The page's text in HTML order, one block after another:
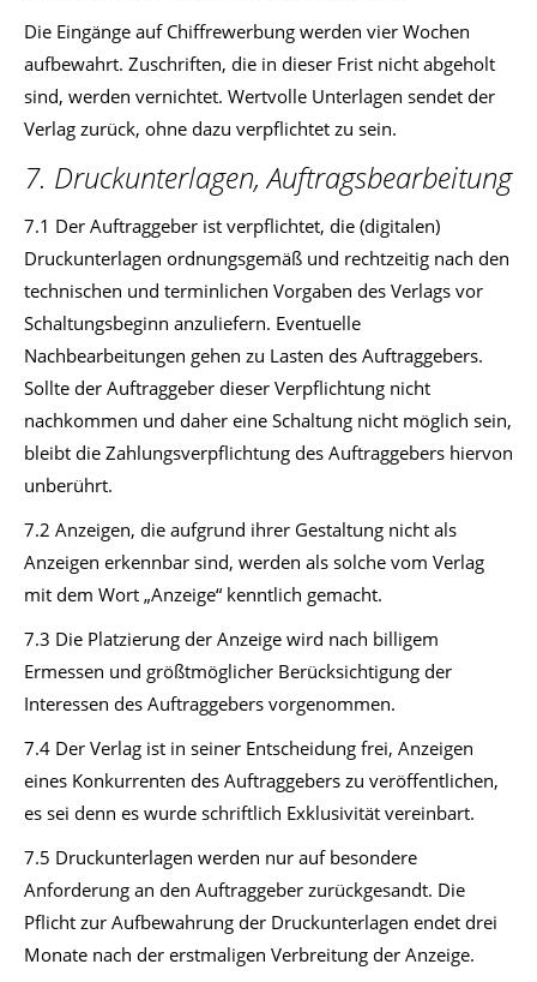
Die Eingänge auf Chiffrewerbung werden vier Wochen
aufbewahrt. Zuschriften, die in dieser Frist nicht abgeholt
sind, werden vernichtet. Wertvolle Unterlagen sendet der
Verlag zurück, ohne dazu verpflichtet zu sein.
7. Druckunterlagen, Auftragsbearbeitung
7.1 Der Auftraggeber ist verpflichtet, die (digitalen)
Druckunterlagen ordnungsgemäß und rechtzeitig nach den
technischen und terminlichen Vorgaben des Verlags vor
Schaltungsbeginn anzuliefern. Eventuelle
Nachbearbeitungen gehen zu Lasten des Auftraggebers.
Sollte der Auftraggeber dieser Verpflichtung nicht
nachkommen und daher eine Schaltung nicht möglich sein,
bleibt die Zahlungsverpflichtung des Auftraggebers hiervon
unberührt.
7.2 Anzeigen, die aufgrund ihrer Gestaltung nicht als
Anzeigen erkennbar sind, werden als solche vom Verlag
mit dem Wort „Anzeige“ kenntlich gemacht.
7.3 Die Platzierung der Anzeige wird nach billigem
Ermessen und größtmöglicher Berücksichtigung der
Interessen des Auftraggebers vorgenommen.
7.4 Der Verlag ist in seiner Entscheidung frei, Anzeigen
eines Konkurrenten des Auftraggebers zu veröffentlichen,
es sei denn es wurde schriftlich Exklusivität vereinbart.
7.5 Druckunterlagen werden nur auf besondere
Anforderung an den Auftraggeber zurückgesandt. Die
Pflicht zur Aufbewahrung der Druckunterlagen endet drei
Monate nach der erstmaligen Verbreitung der Anzeige.